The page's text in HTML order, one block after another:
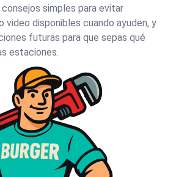
simples para evitar
video disponibles cuando ayuden, y
futuras para que sepas qué
estaciones.